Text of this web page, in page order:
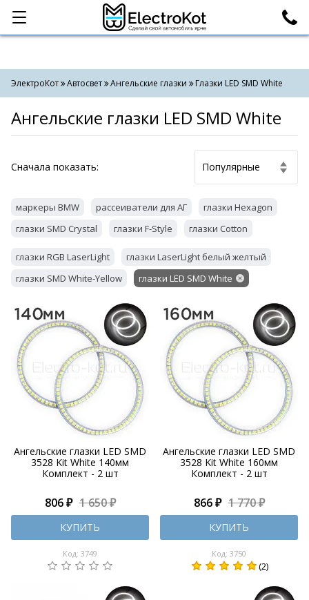
Категории Поиск
ЭлектроКот Автосвет Ангельские глазки Глазки LED SMD White
Ангельские глазки LED SMD White
Cначала показать:
маркеры BMW рассеиватели для АГ
глазки Hexagon
глазки SMD Crystal
глазки F-Style глазки Cotton
глазки RGB LaserLight
глазки LaserLight белый желтый
глазки SMD White-Yellow
глазки LED SMD White
Ангельские глазки LED SMD
3528 Kit White 140мм
Комплект - 2 шт
806 ₽ 1 650 ₽
КУПИТЬ
Код: 3749
Ангельские глазки LED SMD
3528 Kit White 160мм
Комплект - 2 шт
866 ₽ 1 770 ₽
КУПИТЬ
Код: 3750
(2)